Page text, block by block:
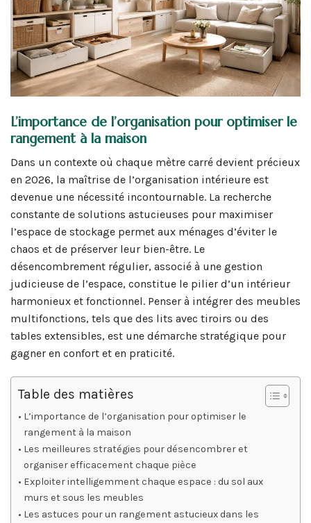
L’importance de l’organisation pour optimiser le
rangement à la maison
Dans un contexte où chaque mètre carré devient précieux
en 2026, la maîtrise de l’organisation intérieure est
devenue une nécessité incontournable. La recherche
constante de solutions astucieuses pour maximiser
l’espace de stockage permet aux ménages d’éviter le
chaos et de préserver leur bien-être. Le
désencombrement régulier, associé à une gestion
judicieuse de l’espace, constitue le pilier d’un intérieur
harmonieux et fonctionnel. Penser à intégrer des meubles
multifonctions, tels que des lits avec tiroirs ou des
tables extensibles, est une démarche stratégique pour
gagner en confort et en praticité.
Table des matières
L’importance de l’organisation pour optimiser le
rangement à la maison
Les meilleures stratégies pour désencombrer et
organiser efficacement chaque pièce
Exploiter intelligemment chaque espace : du sol aux
murs et sous les meubles
Les astuces pour un rangement astucieux dans les